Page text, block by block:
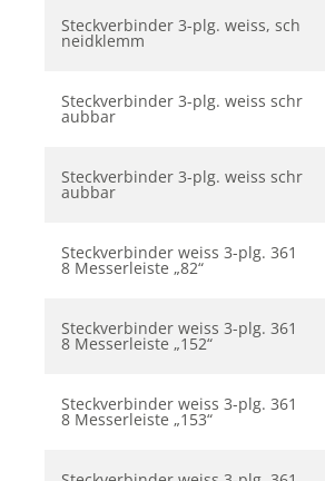
Steckverbinder 3-plg. weiss, sch
neidklemm
Steckverbinder 3-plg. weiss schr
aubbar
Steckverbinder 3-plg. weiss schr
aubbar
Steckverbinder weiss 3-plg. 361
8 Messerleiste „82“
Steckverbinder weiss 3-plg. 361
8 Messerleiste „152“
Steckverbinder weiss 3-plg. 361
8 Messerleiste „153“